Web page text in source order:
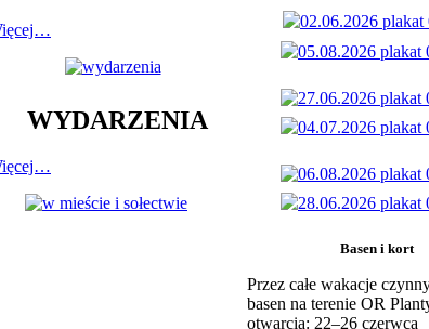
WYDARZENIA
Basen i kort
Przez całe wakacje
basen na terenie OR
otwarcia: 22–26 czerwca